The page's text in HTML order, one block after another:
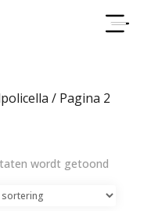
/ Pagina 2
wordt getoond